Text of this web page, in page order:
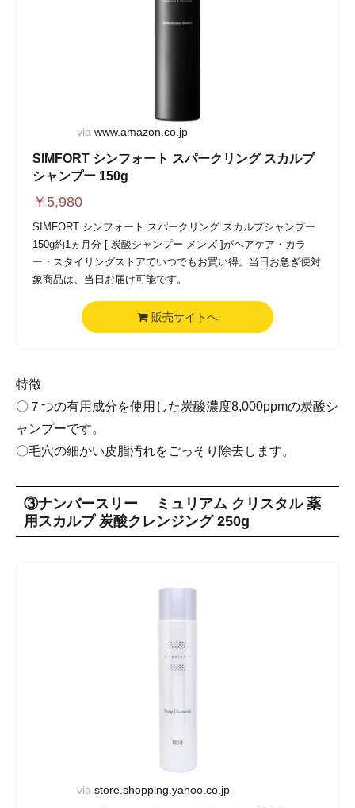
via www.amazon.co.jp
SIMFORT シンフォート スパークリング スカルプ
シャンプー 150g
￥ 5,980
SIMFORT シンフォート スパークリング スカルプシャンプー
150g約1ヵ月分 [ 炭酸シャンプー メンズ ]がヘアケア・カラ
ー・スタイリングストアでいつでもお買い得。当日お急ぎ便対
象商品は、当日お届け可能です。
販売サイトへ
特徴
〇７つの有用成分を使用した炭酸濃度8,000ppmの炭酸シ
ャンプーです。
〇毛穴の細かい皮脂汚れをごっそり除去します。
③ナンバースリー ミュリアム クリスタル 薬
用スカルプ 炭酸クレンジング 250g
via store.shopping.yahoo.co.jp